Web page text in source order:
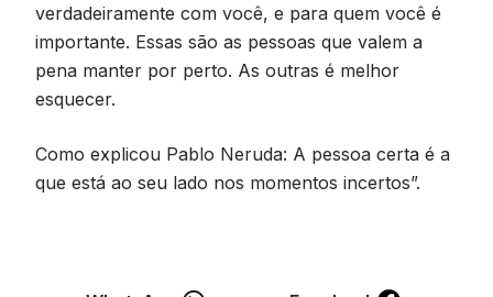
verdadeiramente com você, e para quem você é
importante. Essas são as pessoas que valem a
pena manter por perto. As outras é melhor
esquecer.
Como explicou Pablo Neruda: A pessoa certa é a
que está ao seu lado nos momentos incertos”.